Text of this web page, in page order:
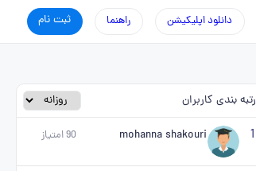
ثبت نام راهنما دانلود اپلیکیشن
رتبه بندی کاربران
1
mohanna shakouri
90امتیاز